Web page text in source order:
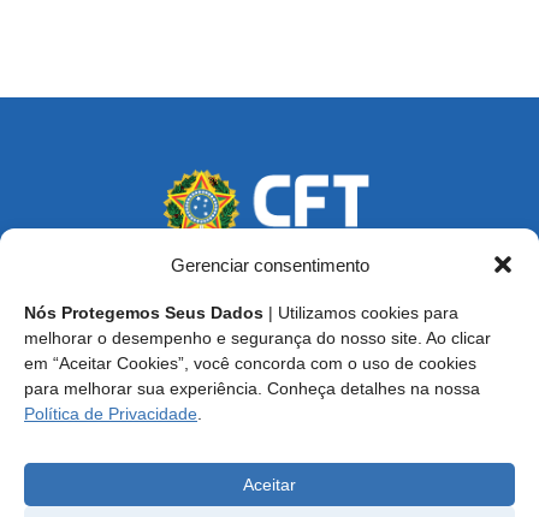
Gerenciar consentimento
Nós Protegemos Seus Dados | Utilizamos cookies para
melhorar o desempenho e segurança do nosso site. Ao clicar
em “Aceitar Cookies”, você concorda com o uso de cookies
para melhorar sua experiência. Conheça detalhes na nossa
Política de Privacidade
Aceitar
Endereço: SCS, Quadra 02, Bloco D, Ed. Oscar Niemeyer,
9º Andar CEP 70.316-900 - Brasília/DF
Central de Atendimento ao Técnico:0800 016-1515